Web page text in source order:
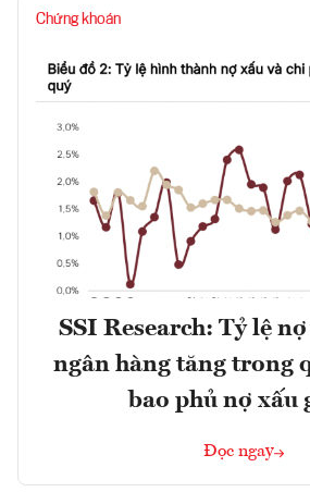
Chứng khoán
SSI Research: Tỷ lệ
ngân hàng tăng trong
bao phủ nợ xấu
Đọc ngay